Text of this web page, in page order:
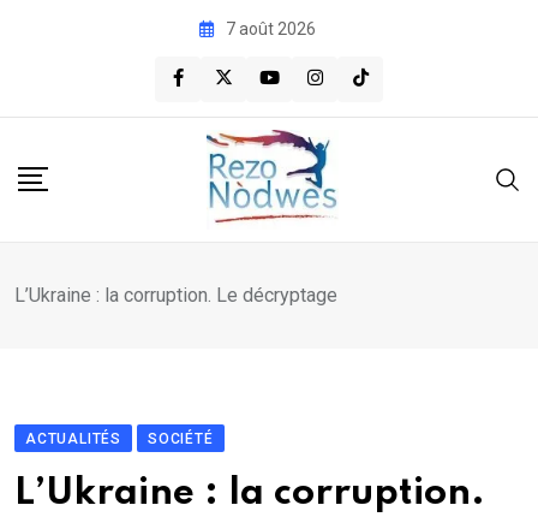
7 août 2026
L’Ukraine : la corruption. Le décryptage
ACTUALITÉS SOCIÉTÉ
L’Ukraine : la corruption.